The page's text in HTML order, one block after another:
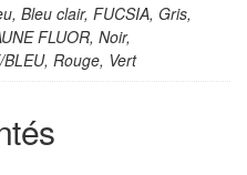
Bleu clair, FUCSIA, Gris,
FLUOR, Noir,
Rouge, Vert